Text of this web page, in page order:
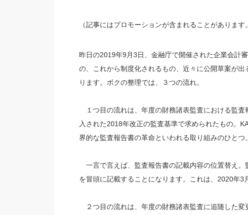
（記事にはプロモーションが含まれることがありま
昨日の2019年9月3日、金融庁で開催された企業会計
の、これから制度化されるもの、近々に公開草案が
ります。ボクの整理では、３つの流れ。
１つ目の流れは、年度の財務諸表監査における監
入された2018年改正の監査基準で求められたもの。
界的な監査報告書の革命といわれる取り組みのひとつ。
一言で言えば、監査報告書の記載内容の位置替え
を冒頭に記載することになります。これは、2020年3
２つ目の流れは、年度の財務諸表監査に追随した変